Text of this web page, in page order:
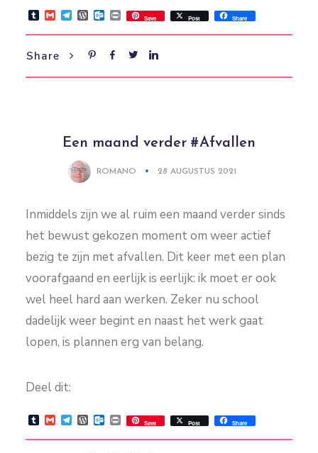
Tumblr
GmailTelegram
WordPress
Outlook.com
PrintSave Post Share
Share
Een maand verder #Afvallen
ROMANO 28 AUGUSTUS 2021
Inmiddels zijn we al ruim een maand verder sinds
het bewust gekozen moment om weer actief
bezig te zijn met afvallen. Dit keer met een plan
voorafgaand en eerlijk is eerlijk: ik moet er ook
wel heel hard aan werken. Zeker nu school
dadelijk weer begint en naast het werk gaat
lopen, is plannen erg van belang.
Deel dit:
Tumblr
GmailTelegram
WordPress
Outlook.com
PrintSave Post Share